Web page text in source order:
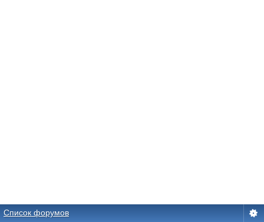
Список форумов